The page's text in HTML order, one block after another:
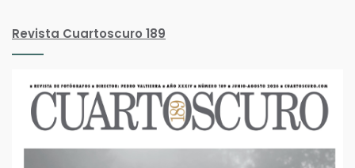
Revista Cuartoscuro 189